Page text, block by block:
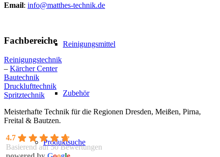
Reinigungsmittel
Zubehör
Produktsuche
Email: info@matthes-technik.de
Fachbereiche
Reinigungstechnik
– Kärcher Center
Bautechnik
Drucklufttechnik
Spritztechnik
Meisterhafte Technik für die Regionen Dresden, Meißen, Pirna,
Freital & Bautzen.
4.7
Basierend auf 50 Bewertungen